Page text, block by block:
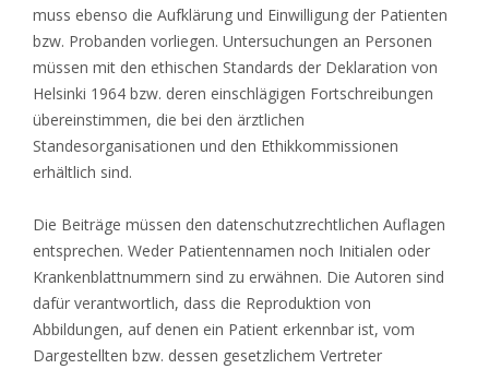
muss ebenso die Aufklärung und Einwilligung der Patienten
bzw. Probanden vorliegen. Untersuchungen an Personen
müssen mit den ethischen Standards der Deklaration von
Helsinki 1964 bzw. deren einschlägigen Fortschreibungen
übereinstimmen, die bei den ärztlichen
Standesorganisationen und den Ethikkommissionen
erhältlich sind.
Die Beiträge müssen den datenschutzrechtlichen Auflagen
entsprechen. Weder Patientennamen noch Initialen oder
Krankenblattnummern sind zu erwähnen. Die Autoren sind
dafür verantwortlich, dass die Reproduktion von
Abbildungen, auf denen ein Patient erkennbar ist, vom
Dargestellten bzw. dessen gesetzlichem Vertreter